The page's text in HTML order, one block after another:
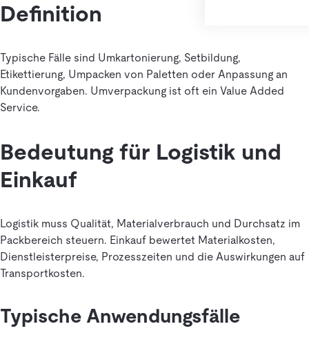
Definition
Typische Fälle sind Umkartonierung, Setbildung,
Etikettierung, Umpacken von Paletten oder Anpassung an
Kundenvorgaben. Umverpackung ist oft ein Value Added
Service.
Bedeutung für Logistik und
Einkauf
Logistik muss Qualität, Materialverbrauch und Durchsatz im
Packbereich steuern. Einkauf bewertet Materialkosten,
Dienstleisterpreise, Prozesszeiten und die Auswirkungen auf
Transportkosten.
Typische Anwendungsfälle